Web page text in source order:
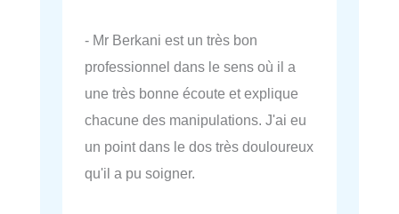
- Mr Berkani est un très bon
professionnel dans le sens où il a
une très bonne écoute et explique
chacune des manipulations. J'ai eu
un point dans le dos très douloureux
qu'il a pu soigner.